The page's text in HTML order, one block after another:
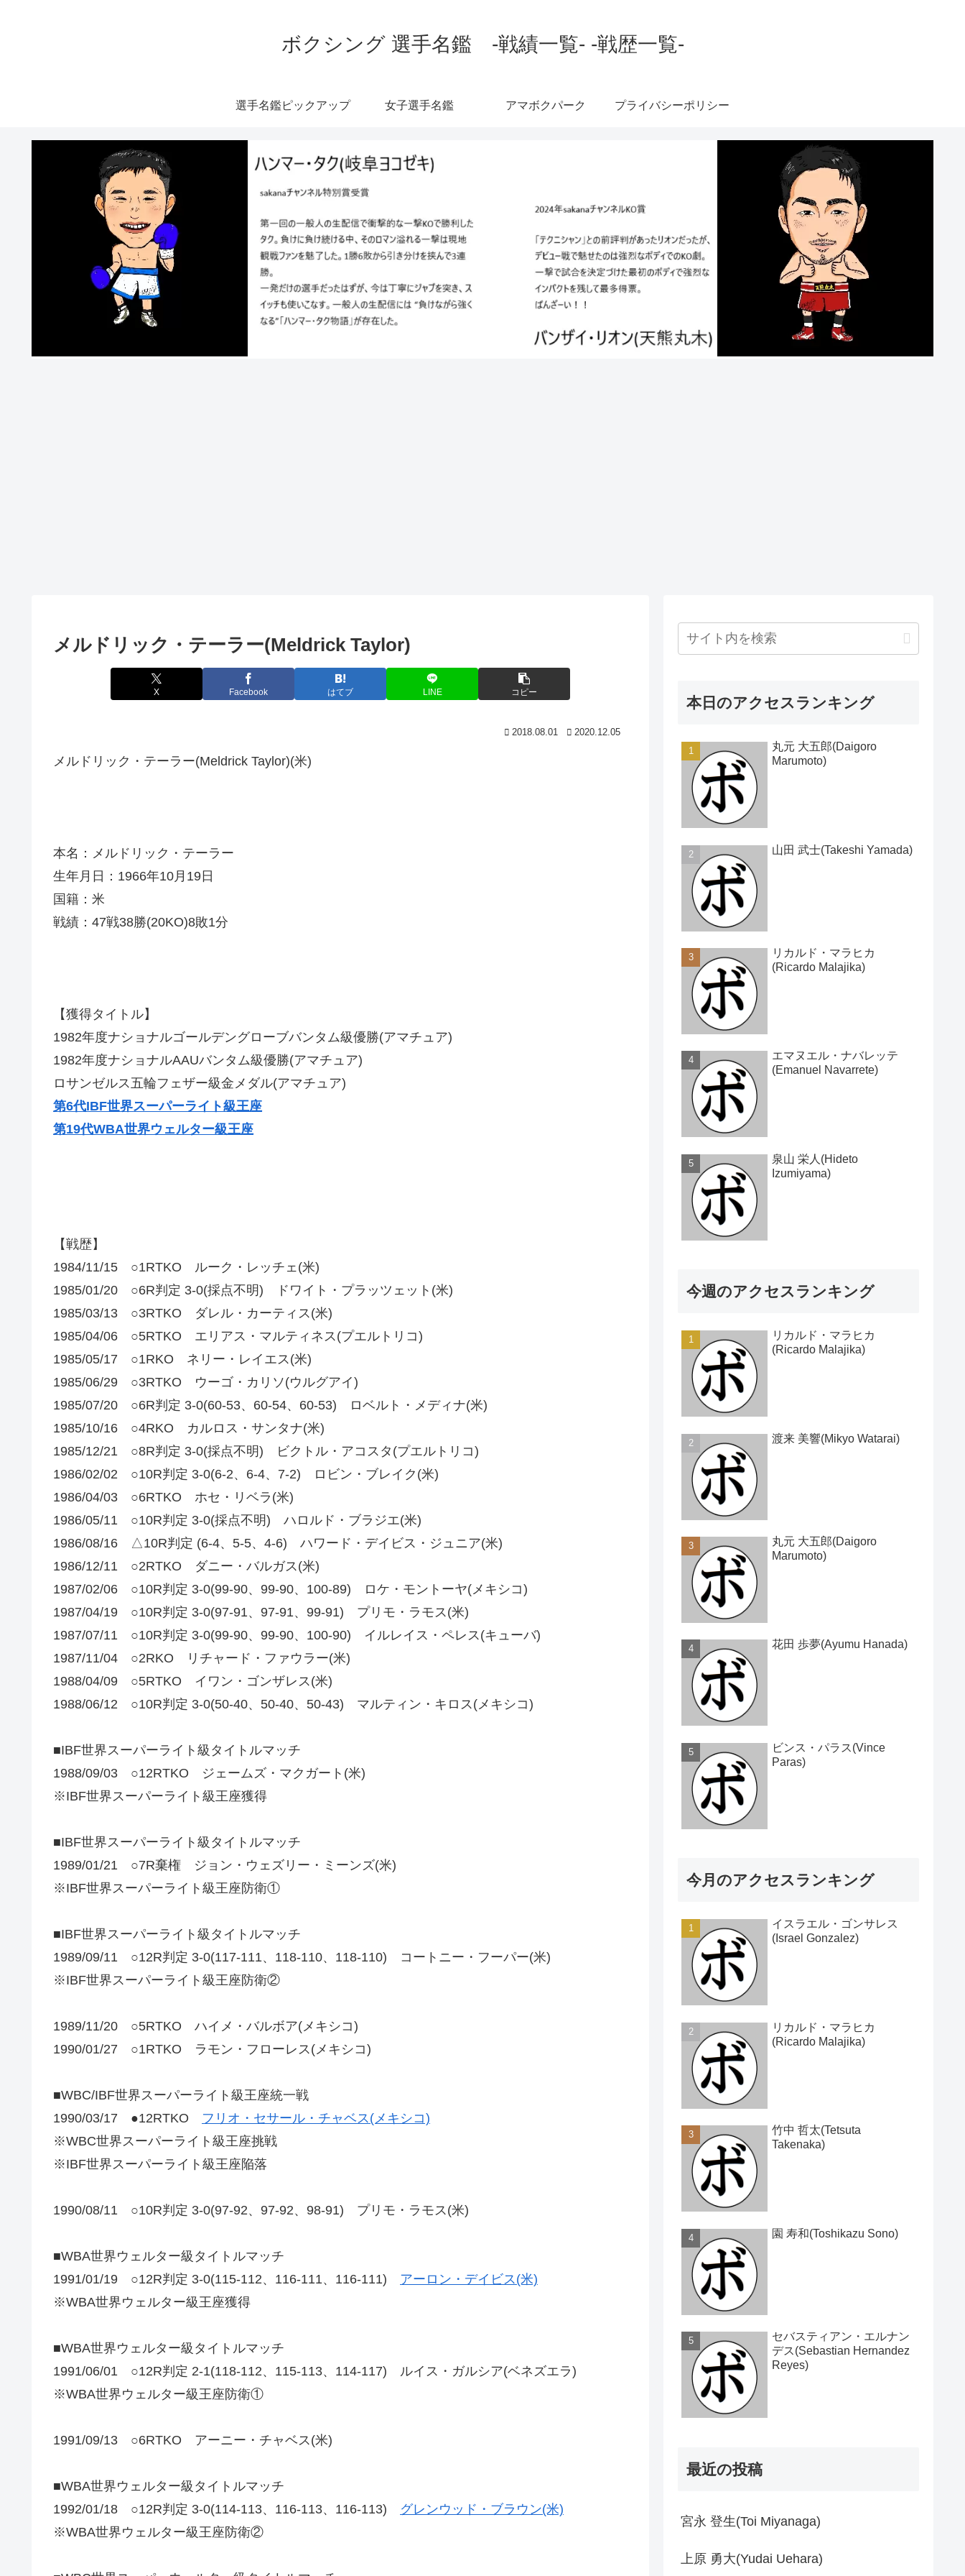
ボクシング 選手名鑑 -戦績一覧- -戦歴一覧-
選手名鑑ピックアップ 女子選手名鑑 アマボクパーク プライバシーポリシー
メルドリック・テーラー(Meldrick Taylor)
X Facebook はてブ LINE コピー
2018.08.01 2020.12.05
メルドリック・テーラー(Meldrick Taylor)(米)
本名：メルドリック・テーラー
生年月日：1966年10月19日
国籍：米
戦績：47戦38勝(20KO)8敗1分
【獲得タイトル】
1982年度ナショナルゴールデングローブバンタム級優勝(アマチュア)
1982年度ナショナルAAUバンタム級優勝(アマチュア)
ロサンゼルス五輪フェザー級金メダル(アマチュア)
第6代IBF世界スーパーライト級王座
第19代WBA世界ウェルター級王座
【戦歴】
1984/11/15 ○1RTKO ルーク・レッチェ(米)
1985/01/20 ○6R判定 3-0(採点不明) ドワイト・プラッツェット(米)
1985/03/13 ○3RTKO ダレル・カーティス(米)
1985/04/06 ○5RTKO エリアス・マルティネス(プエルトリコ)
1985/05/17 ○1RKO ネリー・レイエス(米)
1985/06/29 ○3RTKO ウーゴ・カリソ(ウルグアイ)
1985/07/20 ○6R判定 3-0(60-53、60-54、60-53) ロベルト・メディナ(米)
1985/10/16 ○4RKO カルロス・サンタナ(米)
1985/12/21 ○8R判定 3-0(採点不明) ビクトル・アコスタ(プエルトリコ)
1986/02/02 ○10R判定 3-0(6-2、6-4、7-2) ロビン・ブレイク(米)
1986/04/03 ○6RTKO ホセ・リベラ(米)
1986/05/11 ○10R判定 3-0(採点不明) ハロルド・ブラジエ(米)
1986/08/16 △10R判定 (6-4、5-5、4-6) ハワード・デイビス・ジュニア(米)
1986/12/11 ○2RTKO ダニー・バルガス(米)
1987/02/06 ○10R判定 3-0(99-90、99-90、100-89) ロケ・モントーヤ(メキシコ)
1987/04/19 ○10R判定 3-0(97-91、97-91、99-91) プリモ・ラモス(米)
1987/07/11 ○10R判定 3-0(99-90、99-90、100-90) イルレイス・ペレス(キューバ)
1987/11/04 ○2RKO リチャード・ファウラー(米)
1988/04/09 ○5RTKO イワン・ゴンザレス(米)
1988/06/12 ○10R判定 3-0(50-40、50-40、50-43) マルティン・キロス(メキシコ)
■IBF世界スーパーライト級タイトルマッチ
1988/09/03 ○12RTKO ジェームズ・マクガート(米)
※IBF世界スーパーライト級王座獲得
■IBF世界スーパーライト級タイトルマッチ
1989/01/21 ○7R棄権 ジョン・ウェズリー・ミーンズ(米)
※IBF世界スーパーライト級王座防衛①
■IBF世界スーパーライト級タイトルマッチ
1989/09/11 ○12R判定 3-0(117-111、118-110、118-110) コートニー・フーパー(米)
※IBF世界スーパーライト級王座防衛②
1989/11/20 ○5RTKO ハイメ・バルボア(メキシコ)
1990/01/27 ○1RTKO ラモン・フローレス(メキシコ)
■WBC/IBF世界スーパーライト級王座統一戦
1990/03/17 ●12RTKO フリオ・セサール・チャベス(メキシコ)
※WBC世界スーパーライト級王座挑戦
※IBF世界スーパーライト級王座陥落
1990/08/11 ○10R判定 3-0(97-92、97-92、98-91) プリモ・ラモス(米)
■WBA世界ウェルター級タイトルマッチ
1991/01/19 ○12R判定 3-0(115-112、116-111、116-111) アーロン・デイビス(米)
※WBA世界ウェルター級王座獲得
■WBA世界ウェルター級タイトルマッチ
1991/06/01 ○12R判定 2-1(118-112、115-113、114-117) ルイス・ガルシア(ベネズエラ)
※WBA世界ウェルター級王座防衛①
1991/09/13 ○6RTKO アーニー・チャベス(米)
■WBA世界ウェルター級タイトルマッチ
1992/01/18 ○12R判定 3-0(114-113、116-113、116-113) グレンウッド・ブラウン(米)
※WBA世界ウェルター級王座防衛②
本日のアクセスランキング
丸元 大五郎(Daigoro
Marumoto)
山田 武士(Takeshi Yamada)
リカルド・マラヒカ
(Ricardo Malajika)
エマヌエル・ナバレッテ
(Emanuel Navarrete)
泉山 栄人(Hideto
Izumiyama)
今週のアクセスランキング
リカルド・マラヒカ
(Ricardo Malajika)
渡来 美響(Mikyo Watarai)
丸元 大五郎(Daigoro
Marumoto)
花田 歩夢(Ayumu Hanada)
ビンス・パラス(Vince
Paras)
今月のアクセスランキング
イスラエル・ゴンサレス
(Israel Gonzalez)
リカルド・マラヒカ
(Ricardo Malajika)
竹中 哲太(Tetsuta
Takenaka)
園 寿和(Toshikazu Sono)
セバスティアン・エルナン
デス(Sebastian Hernandez
Reyes)
最近の投稿
宮永 登生(Toi Miyanaga)
上原 勇大(Yudai Uehara)